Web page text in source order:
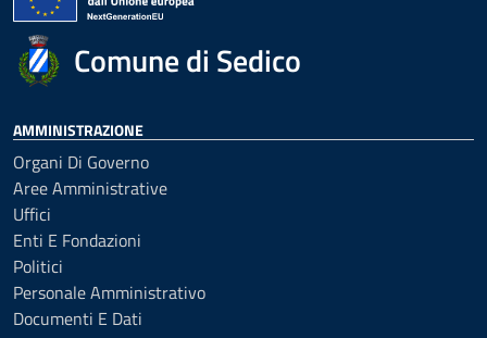
Comune di Sedico
AMMINISTRAZIONE
Organi Di Governo
Aree Amministrative
Uffici
Enti E Fondazioni
Politici
Personale Amministrativo
Documenti E Dati